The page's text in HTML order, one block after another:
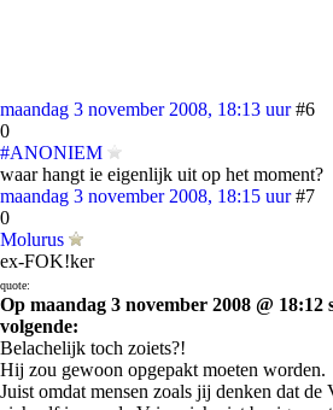
maandag 3 november 2008, 18:13 uur #6
0
#ANONIEM
waar hangt ie eigenlijk uit op het moment?
maandag 3 november 2008, 18:15 uur #7
0
Molurus
ex-FOK!ker
quote:
Op maandag 3 november 2008 @ 18:12
volgende:
Belachelijk toch zoiets?!
Hij zou gewoon opgepakt moeten worden.
Juist omdat mensen zoals jij denken dat de